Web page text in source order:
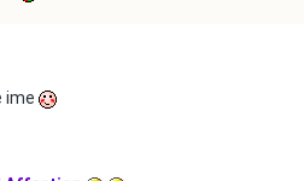
ime